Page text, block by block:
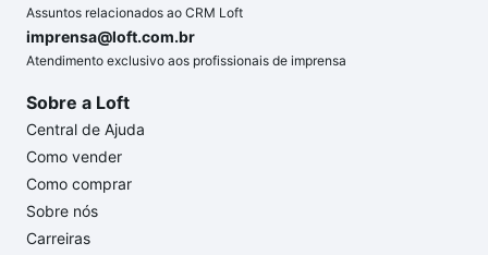
Assuntos relacionados ao CRM Loft
imprensa@loft.com.br
Atendimento exclusivo aos profissionais de imprensa
Sobre a Loft
Central de Ajuda
Como vender
Como comprar
Sobre nós
Carreiras